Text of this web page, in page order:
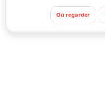
Où regarder